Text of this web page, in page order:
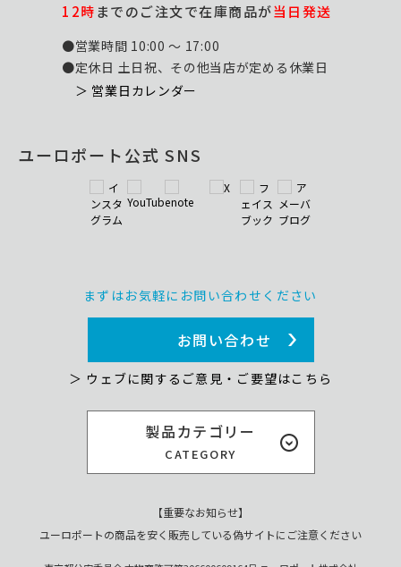
製品カテゴリー
CATEGORY
12時までのご注文で在庫商品が当日発送
●営業時間 10:00 ～ 17:00
●定休日 土日祝、その他当店が定める休業日
＞ 営業日カレンダー
ユーロポート公式 SNS
まずはお気軽にお問い合わせください
お問い合わせ
＞ ウェブに関するご意見・ご要望はこちら
【重要なお知らせ】
ユーロポートの商品を安く販売している偽サイトにご注意ください